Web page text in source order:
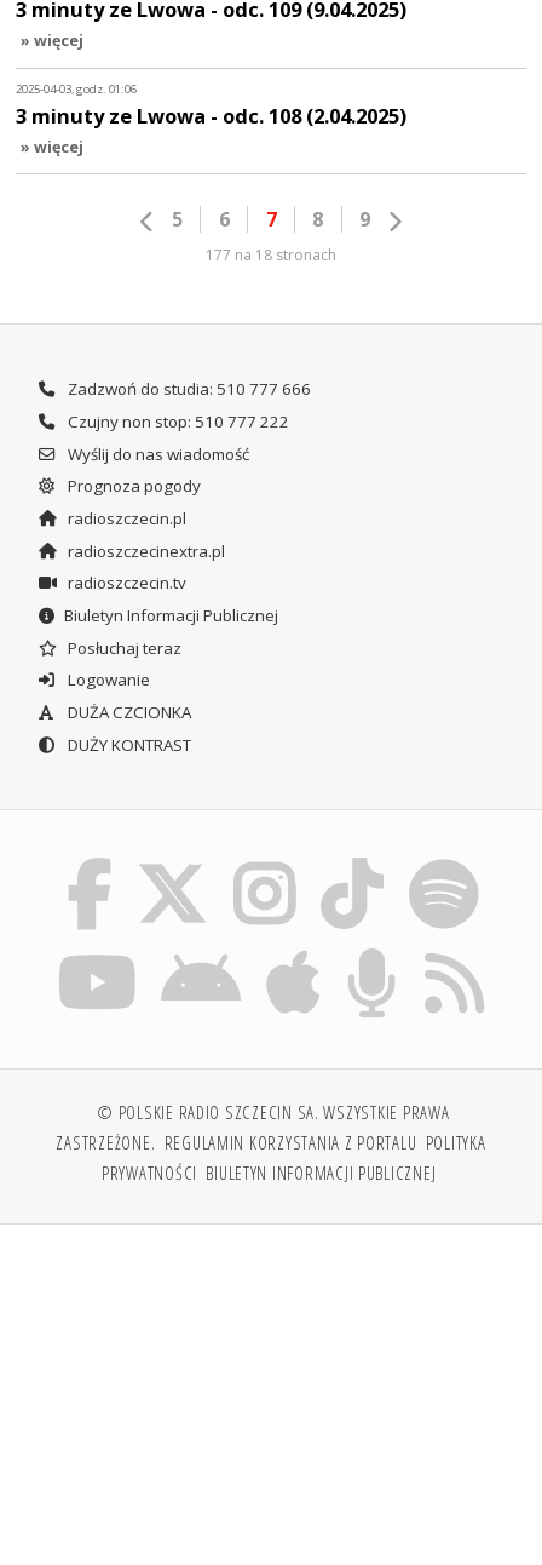
3 minuty ze Lwowa - odc. 109 (9.04.2025)
» więcej
2025-04-03, godz. 01:06
3 minuty ze Lwowa - odc. 108 (2.04.2025)
» więcej
5 6 7 8 9
177 na 18 stronach
Zadzwoń do studia: 510 777 666
Czujny non stop: 510 777 222
Wyślij do nas wiadomość
Prognoza pogody
radioszczecin.pl
radioszczecinextra.pl
radioszczecin.tv
Biuletyn Informacji Publicznej
Posłuchaj teraz
Logowanie
DUŻA CZCIONKA
DUŻY KONTRAST
© POLSKIE RADIO SZCZECIN SA. WSZYSTKIE PRAWA
ZASTRZEŻONE. REGULAMIN KORZYSTANIA Z PORTALU POLITYKA
PRYWATNOŚCI BIULETYN INFORMACJI PUBLICZNEJ